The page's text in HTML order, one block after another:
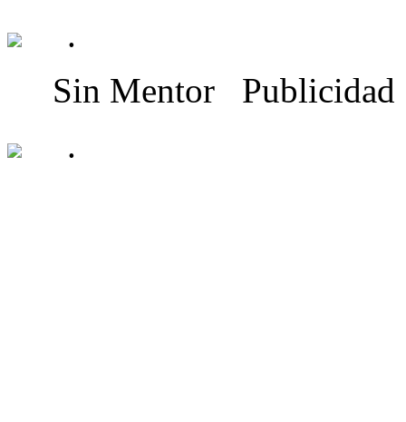
.
Sin Mentor Publicidad
.